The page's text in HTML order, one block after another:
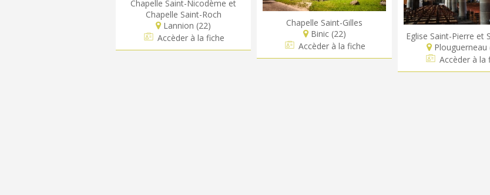
Chapelle Saint-Nicodème et
Chapelle Saint-Roch
Lannion (22)
Accèder à la fiche
Chapelle Saint-Gilles
Binic (22)
Accèder à la fiche
Eglise Saint-Pierre et
Plouguerneau
Accèder à la